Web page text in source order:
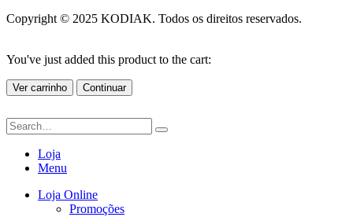
Copyright © 2025 KODIAK. Todos os direitos reservados.
You've just added this product to the cart:
Ver carrinho Continuar
Loja
Menu
Loja Online
Promoções